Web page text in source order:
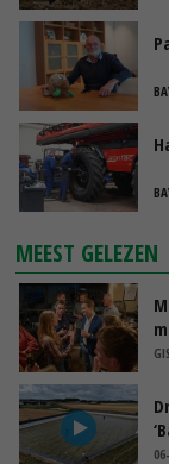
MEEST GELEZEN